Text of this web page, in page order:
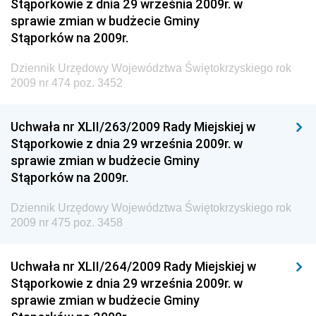
Dziennik Urzędowy Ministra Infrastruktury i Rozwoju
Dziennik Urzędowy Głównego Inspektoratu Ochrony
Środowiska
Dziennik Urzędowy Generalnej Dyrekcji Ochrony
Dziennik Urzędowy Ministerstwa Administracji,
Gospodarki Terenowej i Ochrony Środowiska
Dziennik Urzędowy Ministerstwa Administracji i
Gospodarki Przestrzennej
Dziennik Urzędowy Unii Europejskiej, L
Dziennik Urzędowy Ministerstwa Przemysłu
Chemicznego i Lekkiego
Dziennik Urzędowy Ministerstwa Rolnictwa i
Stąporkowie z dnia 29 września 2009r. w
sprawie zmian w budżecie Gminy
Stąporków na 2009r.
Dziennik Urzędowy Województwa Świętokrzyskiego rok
2009 nr 474 poz. 3452
Uchwała nr XLII/263/2009 Rady Miejskiej w
Stąporkowie z dnia 29 września 2009r. w
sprawie zmian w budżecie Gminy
Stąporków na 2009r.
Dziennik Urzędowy Województwa Świętokrzyskiego rok
2009 nr 475 poz. 3458
Uchwała nr XLII/264/2009 Rady Miejskiej w
Stąporkowie z dnia 29 września 2009r. w
sprawie zmian w budżecie Gminy